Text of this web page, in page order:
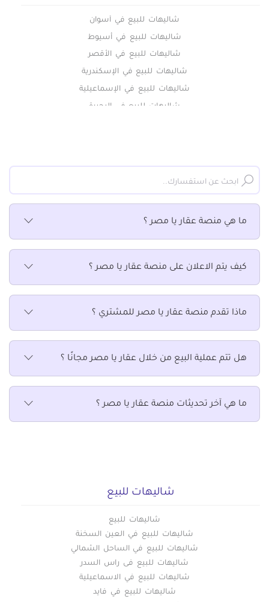
شاليهات للبيع في أسوان
شاليهات للبيع في أسيوط
شاليهات للبيع في الأقصر
شاليهات للبيع في الإسكندرية
شاليهات للبيع في الإسماعيلية
شاليهات للبيع في البحيرة
شاليهات للبيع في الغربية
شاليهات للبيع في القاهرة
شاليهات للبيع في المنوفية
شاليهات للبيع في دمياط
شاليهات للبيع في سوهاج
شاليهات للبيع في قنا
ما هي منصة عقار يا مصر ؟
كيف يتم الاعلان على منصة عقار يا مصر ؟
ماذا تقدم منصة عقار يا مصر للمشتري ؟
هل تتم عملية البيع من خلال عقار يا مصر مجانًا ؟
ما هي آخر تحديثات منصة عقار يا مصر ؟
شاليهات للبيع
شاليهات للبيع
شاليهات للبيع في العين السخنة
شاليهات للبيع في الساحل الشمالي
شاليهات للبيع فى راس السدر
شاليهات للبيع في الاسماعيلية
شاليهات للبيع في فايد